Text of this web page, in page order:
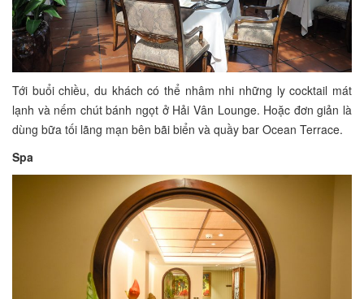
Tới buổi chiều, du khách có thể nhâm nhi những ly cocktail mát
lạnh và nếm chút bánh ngọt ở Hải Vân Lounge. Hoặc đơn giản là
dùng bữa tối lãng mạn bên bãi biển và quầy bar Ocean Terrace.
Spa